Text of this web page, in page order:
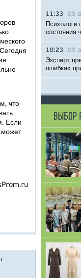
что
Если
может
11:33 09
Психологи
состояния
10:23 09
Эксперт
ошибках
ВЫБОР